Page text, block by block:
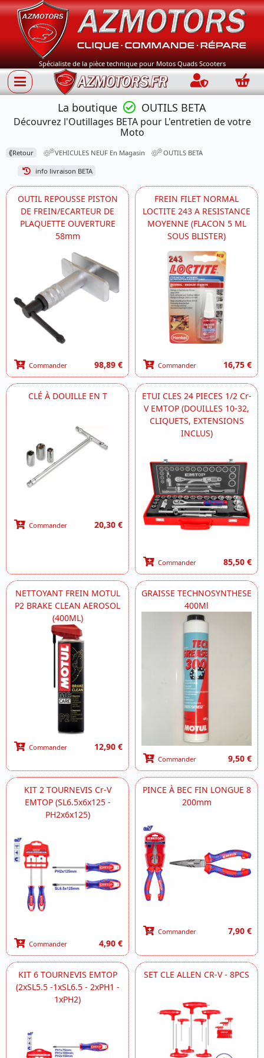
Spécialiste de la pièce technique pour Motos Quads Scooters
Connection
La boutique OUTILS BETA
Découvrez l'Outillages BETA pour L'entretien de votre
Moto
⟪Retour VEHICULES NEUF En Magasin OUTILS BETA
info livraison BETA
OUTIL REPOUSSE PISTON
DE FREIN/ECARTEUR DE
PLAQUETTE OUVERTURE
58mm
Commander 98,89 €
FREIN FILET NORMAL
LOCTITE 243 A RESISTANCE
MOYENNE (FLACON 5 ML
SOUS BLISTER)
Commander 16,75 €
CLÉ À DOUILLE EN T
Commander 20,30 €
ETUI CLES 24 PIECES 1/2 Cr-
V EMTOP (DOUILLES 10-32,
CLIQUETS, EXTENSIONS
INCLUS)
Commander 85,50 €
NETTOYANT FREIN MOTUL
P2 BRAKE CLEAN AEROSOL
(400ML)
Commander 12,90 €
GRAISSE TECHNOSYNTHESE
400Ml
Commander 9,50 €
KIT 2 TOURNEVIS Cr-V
EMTOP (SL6.5x6x125 -
PH2x6x125)
Commander 4,90 €
PINCE À BEC FIN LONGUE 8
200mm
Commander 7,90 €
KIT 6 TOURNEVIS EMTOP
(2xSL5.5 -1xSL6.5 - 2xPH1 -
1xPH2)
SET CLE ALLEN CR-V - 8PCS